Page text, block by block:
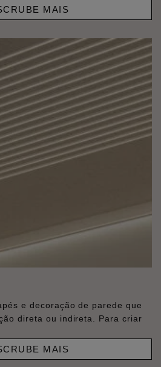
MAIS
e decoração de parede que
direta ou indireta. Para criar
MAIS